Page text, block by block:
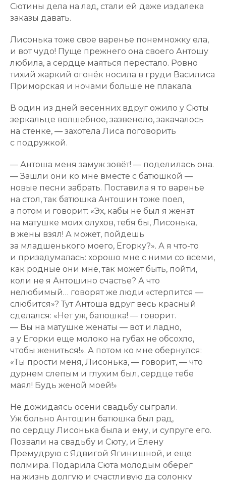
Сютины дела на лад, стали ей даже издалека
заказы давать.
Лисонька тоже свое варенье понемножку ела,
и вот чудо! Пуще прежнего она своего Антошу
любила, а сердце маяться перестало. Ровно
тихий жаркий огонёк носила в груди Василиса
Приморская и ночами больше не плакала.
В один из дней весенних вдруг ожило у Сюты
зеркальце волшебное, зазвенело, закачалось
на стенке, — захотела Лиса поговорить
с подружкой.
— Антоша меня замуж зовёт! — поделилась она.
— Зашли они ко мне вместе с батюшкой —
новые песни забрать. Поставила я то варенье
на стол, так батюшка Антошин тоже поел,
а потом и говорит: «Эх, кабы не был я женат
на матушке моих олухов, тебя бы, Лисонька,
в жены взял! А может, пойдешь
за младшенького моего, Егорку?». А я что-то
и призадумалась: хорошо мне с ними со всеми,
как родные они мне, так может быть, пойти,
коли не я Антошино счастье? А что
нелюбимый… говорят же люди «стерпится —
слюбится»? Тут Антоша вдруг весь красный
сделался: «Нет уж, батюшка! — говорит.
— Вы на матушке женаты — вот и ладно,
а у Егорки еще молоко на губах не обсохло,
чтобы жениться!». А потом ко мне обернулся:
«Ты прости меня, Лисонька, — говорит, — что
дурнем слепым и глухим был, сердце тебе
маял! Будь женой моей!»
Не дожидаясь осени свадьбу сыграли.
Уж больно Антошин батюшка был рад,
по сердцу Лисонька была и ему, и супруге его.
Позвали на свадьбу и Сюту, и Елену
Премудрую с Ядвигой Ягинишной, и еще
полмира. Подарила Сюта молодым оберег
на жизнь долгую и счастливую да солонку